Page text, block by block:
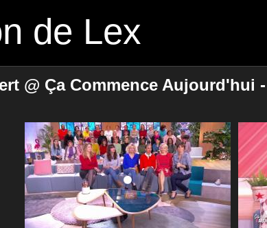
de Lex
@ Ça Commence Aujourd'hui -